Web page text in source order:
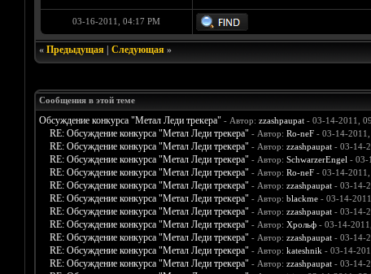
03-16-2011, 04:17 PM
« Предыдущая| Следующая»
Сообщения в этой теме
Обсуждение конкурса "Метал Леди трекера" - Автор: zzashpaupat- 03-14-2011,
RE: Обсуждение конкурса "Метал Леди трекера" - Автор: Ro-neF- 03-14-2011,
RE: Обсуждение конкурса "Метал Леди трекера" - Автор: zzashpaupat- 03-14-
RE: Обсуждение конкурса "Метал Леди трекера" - Автор: SchwarzerEngel - 03-
RE: Обсуждение конкурса "Метал Леди трекера" - Автор: Ro-neF- 03-14-2011,
RE: Обсуждение конкурса "Метал Леди трекера" - Автор: zzashpaupat- 03-14-
RE: Обсуждение конкурса "Метал Леди трекера" - Автор: blackme- 03-14-
RE: Обсуждение конкурса "Метал Леди трекера" - Автор: zzashpaupat- 03-14-
RE: Обсуждение конкурса "Метал Леди трекера" - Автор: Хрольф- 03-14-
RE: Обсуждение конкурса "Метал Леди трекера" - Автор: zzashpaupat- 03-14-
RE: Обсуждение конкурса "Метал Леди трекера" - Автор: kateshnik - 03-14-
RE: Обсуждение конкурса "Метал Леди трекера" - Автор: zzashpaupat- 03-14-